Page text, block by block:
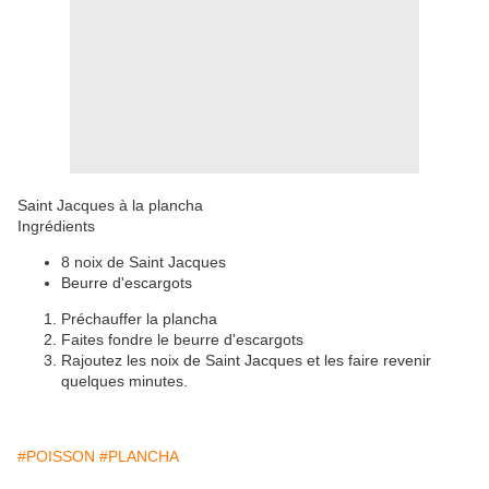
Saint Jacques à la plancha
Ingrédients
8 noix de Saint Jacques
Beurre d'escargots
Préchauffer la plancha
Faites fondre le beurre d'escargots
Rajoutez les noix de Saint Jacques et les faire revenir
quelques minutes.
#POISSON #PLANCHA